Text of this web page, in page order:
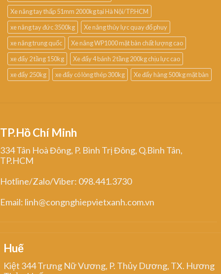
Xe nâng tay thấp 51mm 2000kg tại Hà Nội/TP.HCM
xe nâng tay đức 3500kg
Xe nâng thủy lực quay đổ phuy
xe nâng trung quốc
Xe nâng WP1000 mặt bàn chất lượng cao
xe đẩy 2 tầng 150kg
Xe đẩy 4 bánh 2 tầng 200kg chịu lực cao
xe đẩy 250kg
xe đẩy có lòng thép 300kg Xe đẩy hàng 500kg mặt bàn
TP.Hồ Chí Minh
334 Tân Hoà Đông, P. Bình Trị Đông, Q.Bình Tân,
TP.HCM
Hotline/Zalo/Viber: 098.441.3730
Email: linh@congnghiepvietxanh.com.vn
Huế
Kiệt 344 Trưng Nữ Vương, P. Thủy Dương, TX. Hương